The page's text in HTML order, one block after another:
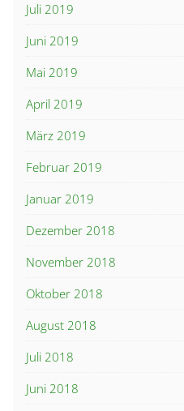
Juli 2019
Juni 2019
Mai 2019
April 2019
März 2019
Februar 2019
Januar 2019
Dezember 2018
November 2018
Oktober 2018
August 2018
Juli 2018
Juni 2018